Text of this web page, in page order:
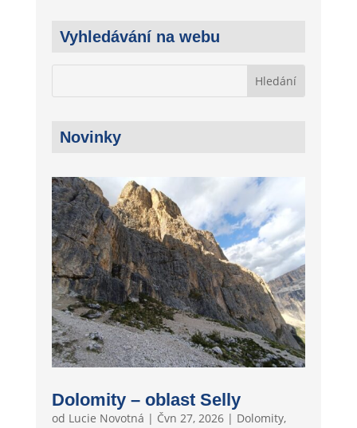
Vyhledávání na webu
Novinky
Dolomity – oblast Selly
od Lucie Novotná | Čvn 27, 2026| Dolomity,